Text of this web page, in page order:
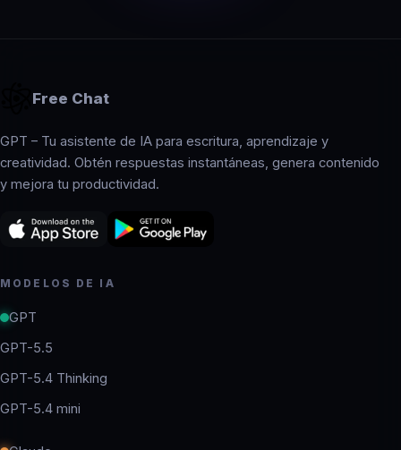
Free Chat
GPT – Tu asistente de IA para escritura, aprendizaje y
creatividad. Obtén respuestas instantáneas, genera contenido
y mejora tu productividad.
MODELOS DE IA
GPT
GPT-5.5
GPT-5.4 Thinking
GPT-5.4 mini